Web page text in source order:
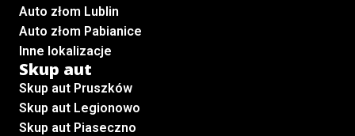
Auto złom Lublin
Auto złom Pabianice
Inne lokalizacje
Skup aut
Skup aut Pruszków
Skup aut Legionowo
Skup aut Piaseczno